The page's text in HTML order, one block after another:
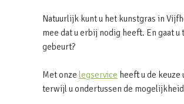
Natuurlijk kunt u het kunstgras in
mee dat u erbij nodig heeft. En gaat
gebeurt?
Met onze legservice heeft u de
terwijl u ondertussen de